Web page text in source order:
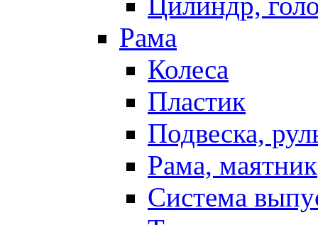
Рама
Колеса
Пластик
Подвеска,
Рама, маятник
Система